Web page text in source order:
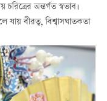
অন্তর্গত স্বভাব।
যায় বীরত্ব, বিশ্বাসঘাতকতা